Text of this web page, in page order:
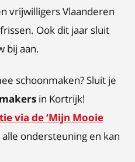
vrijwilligers Vlaanderen
Ook dit jaar sluit
bij aan.
schoonmaken? Sluit je
in Kortrijk!
via de ‘Mijn Mooie
alle ondersteuning en kan